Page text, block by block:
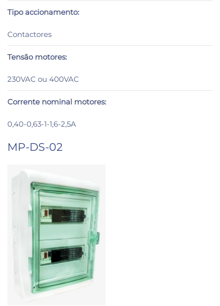
Tipo accionamento:
Contactores
Tensão motores:
230VAC ou 400VAC
Corrente nominal motores:
0,40-0,63-1-1,6-2,5A
MP-DS-02